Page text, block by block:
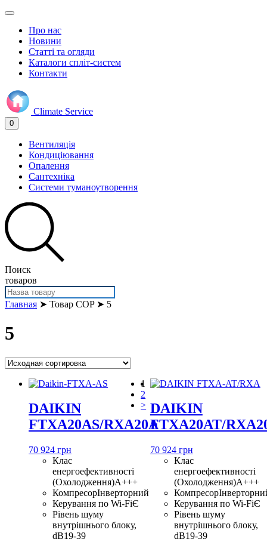
Про нас
Новини
Статті та огляди
Каталоги спліт-систем
Контакти
Climate Service
0
Вентиляція
Кондиціювання
Опалення
Сантехніка
Системи туманоутворення
Поиск
товаров
Главная ➤ Товар COP ➤ 5
5
DAIKIN
FTXA20AS/RXA20A
70 924 грн
Клас
енергоефективності
(Охолодження)A+++
КомпресорІнверторний
Керування по Wi-FiЄ
Рівень шуму
внутрішнього блоку,
dB19-39
DAIKIN
FTXA20AT/
70 924 грн
Клас
енергоефективності
(Охолодження)A+++
Компресор
Керування по Wi-FiЄ
Рівень шуму
внутрішнього блоку,
dB19-39
1
2
>